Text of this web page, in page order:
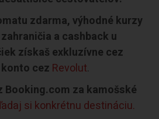
zdarma, výhodné kurzy
a cashback u
získaš exkluzívne cez
cez Revolut.
Booking.com za kamošské
si konkrétnu destináciu.